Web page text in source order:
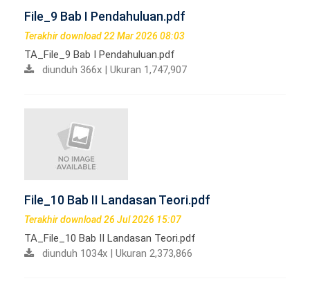
File_9 Bab I Pendahuluan.pdf
Terakhir download 22 Mar 2026 08:03
TA_File_9 Bab I Pendahuluan.pdf
diunduh 366x | Ukuran 1,747,907
File_10 Bab II Landasan Teori.pdf
Terakhir download 26 Jul 2026 15:07
TA_File_10 Bab II Landasan Teori.pdf
diunduh 1034x | Ukuran 2,373,866